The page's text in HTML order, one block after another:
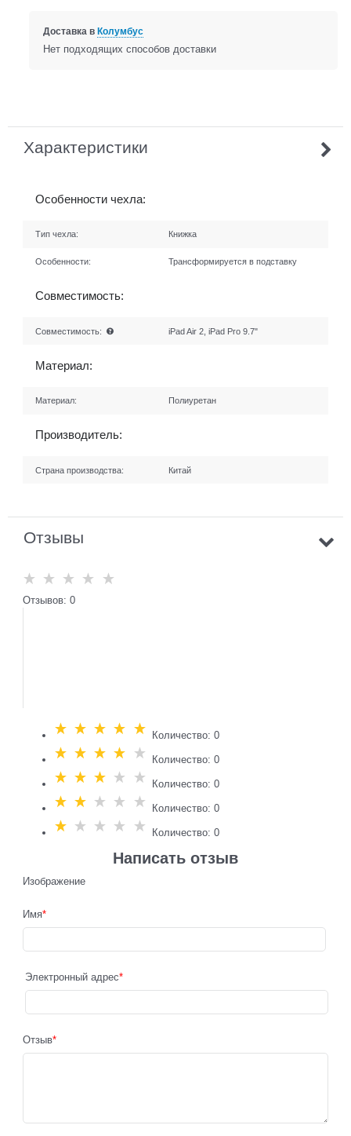
Доставка в Колумбус
Нет подходящих способов доставки
Характеристики
Особенности чехла:
Тип чехла: Книжка
Особенности: Трансформируется в подставку
Совместимость:
Совместимость: iPad Air 2, iPad Pro 9.7"
Материал:
Материал: Полиуретан
Производитель:
Страна производства: Китай
Отзывы
Отзывов: 0
Количество: 0
Количество: 0
Количество: 0
Количество: 0
Количество: 0
Написать отзыв
Изображение
Имя
Электронный адрес
Отзыв